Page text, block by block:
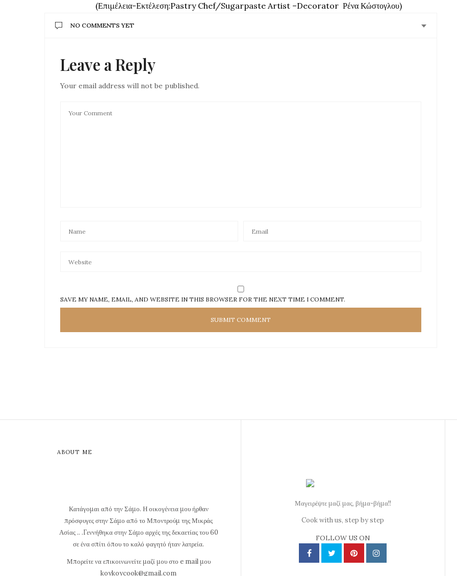
(Επιμέλεια-Εκτέλεση:Pastry Chef/Sugarpaste Artist –Decorator Ρένα Κώστογλου)
NO COMMENTS YET
Leave a Reply
Your email address will not be published.
SAVE MY NAME, EMAIL, AND WEBSITE IN THIS BROWSER FOR THE NEXT TIME I COMMENT.
ABOUT ME
Κατάγομαι από την Σάμο. Η οικογένεια μου ήρθαν
πρόσφυγες στην Σάμο από το Μποντρούμ της Μικράς
Ασίας .. .Γεννήθηκα στην Σάμο αρχές της δεκαετίας του 60
σε ένα σπίτι όπου το καλό φαγητό ήταν λατρεία.
Μπορείτε να επικοινωνείτε μαζί μου στο e mail μου
koykoycook@gmail.com
Μαγειρέψτε μαζί μας, βήμα-βήμα!!
Cook with us, step by step
FOLLOW US ON